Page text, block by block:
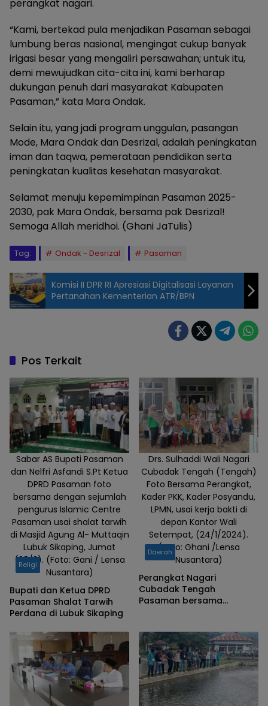
perangkat nagari.
“Kami, bertekad pula menjadikan Pasaman sebagai
lumbung beras nasional, mengingat cukup banyak
irigasi besar yang mengaliri persawahan; untuk itu,
demi mewujudkan cita-cita ini, kami berharap
dukungan penuh dari masyarakat Kabupaten
Pasaman,” kata Mara Ondak.
Selain itu, yang jadi program unggulan, pasangan
Mode, Mara Ondak dan Desrizal, adalah peningkatan
iman dan taqwa, pemerataan pendidikan serta
peningkatan kualitas kesehatan masyarakat.
Selamat menuju kepemimpinan Pasaman 2025-
2030, pak Mara Ondak, bersama pak Desrizal!
Semoga Allah meridhoi. (Ghani JaTulis)
Tag: Ondak - Desrizal Pasaman
Komisi II DPR RI Apresiasi Digitalisasi Layanan
Pertanahan Kementerian ATR/BPN
Pos Terkait
Sabar AS Bupati Pasaman
dan Nelfri Asfandi S.Pt Ketua
DPRD Pasaman foto
bersama dengan sejumlah
pengurus Islamic Centre
Pasaman usai shalat tarwih
di Masjid Agung Al- Muttaqin
Lubuk Sikaping, Jumat
(28/2). (Foto: Gani / Lensa
Nusantara)
Religi
Bupati dan Ketua DPRD
Pasaman Shalat Tarwih
Perdana di Lubuk Sikaping
Drs. Sulhaddi Wali Nagari
Cubadak Tengah (Tengah)
Foto Bersama Perangkat,
Kader PKK, Kader Posyandu,
LPMN, usai kerja bakti di
depan Kantor Wali
Setempat, (24/1/2024).
(Foto: Ghani /Lensa
Nusantara)
Daerah
Perangkat Nagari
Cubadak Tengah
Pasaman bersama